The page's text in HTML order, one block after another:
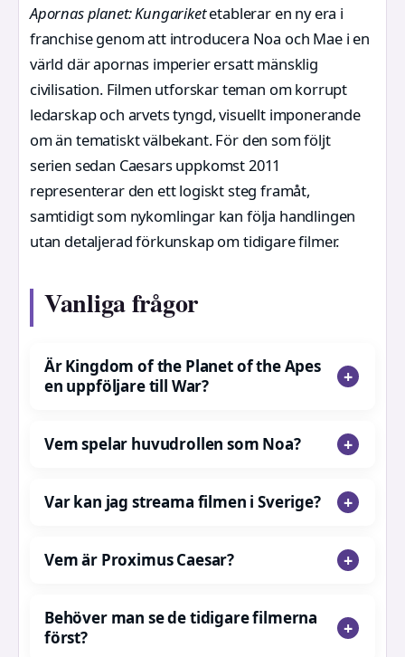
Apornas planet: Kungariketetablerar en ny era i
franchise genom att introducera Noa och Mae i en
värld där apornas imperier ersatt mänsklig
civilisation. Filmen utforskar teman om korrupt
ledarskap och arvets tyngd, visuellt imponerande
om än tematiskt välbekant. För den som följt
serien sedan Caesars uppkomst 2011
representerar den ett logiskt steg framåt,
samtidigt som nykomlingar kan följa handlingen
utan detaljerad förkunskap om tidigare filmer.
Vanliga frågor
Är Kingdom of the Planet of the Apes
en uppföljare till War?
Vem spelar huvudrollen som Noa?
Var kan jag streama filmen i Sverige?
Vem är Proximus Caesar?
Behöver man se de tidigare filmerna
först?